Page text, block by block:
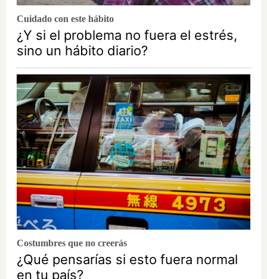
Cuidado con este hábito
¿Y si el problema no fuera el estrés,
sino un hábito diario?
Costumbres que no creerás
¿Qué pensarías si esto fuera normal
en tu país?